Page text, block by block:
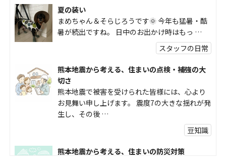
夏の装い
まめちゃん＆そらじろうです🌞 今年も猛暑・酷
暑が続出ですね。 日中のお出かけ時はもっ …
スタッフの日常
熊本地震から考える、住まいの点検・補強の大
切さ
熊本地震で被害を受けられた皆様には、心より
お見舞い申し上げます。 震度7の大きな揺れが発
生し、その後 …
豆知識
熊本地震から考える、住まいの防災対策